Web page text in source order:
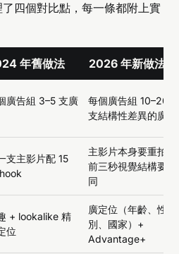
四個對比點，每一條都附上實
年舊做法 2026 年新做法
廣告組 3–5 支廣
每個廣告組 10–20
支結構性差異的廣告
支主影片配 15
主影片本身要重拍，
前三秒視覺結構要不
同
+ lookalike 精
位
廣定位（年齡、性
別、國家）+
Advantage+